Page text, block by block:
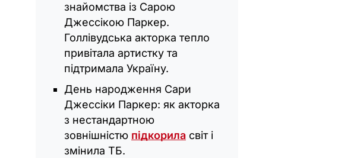
знайомства із Сарою
Джессікою Паркер.
Голлівудська акторка тепло
привітала артистку та
підтримала Україну.
День народження Сари
Джессіки Паркер: як акторка
з нестандартною
зовнішністю підкорила світ і
змінила ТБ.